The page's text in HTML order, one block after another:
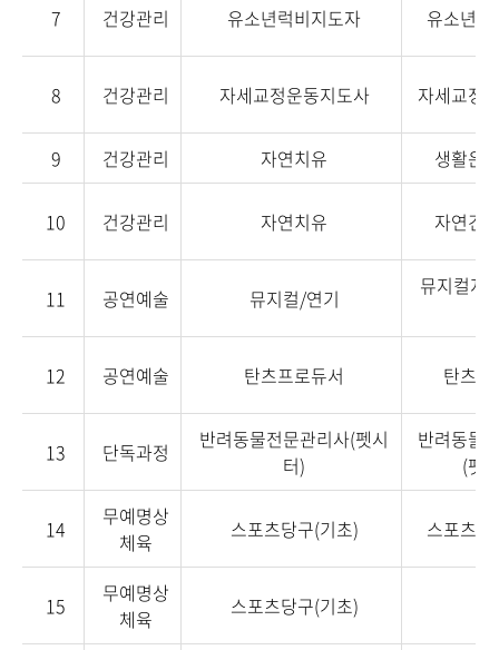
7 건강관리 유소년럭비지도자 유소년
8 건강관리 자세교정운동지도사 자세교정
9 건강관리 자연치유 생활운
10 건강관리 자연치유 자연건
11 공연예술 뮤지컬/연기
뮤지컬지
12 공연예술 탄츠프로듀서 탄츠
13 단독과정
반려동물전문관리사(펫시
터)
반려동물
(펫
14
무예명상
체육
스포츠당구(기초) 스포츠
15
무예명상
체육
스포츠당구(기초)